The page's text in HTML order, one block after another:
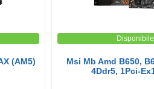
(AM5)
Disponibile
Msi Mb Amd B650,
4Ddr5, 1Pci-